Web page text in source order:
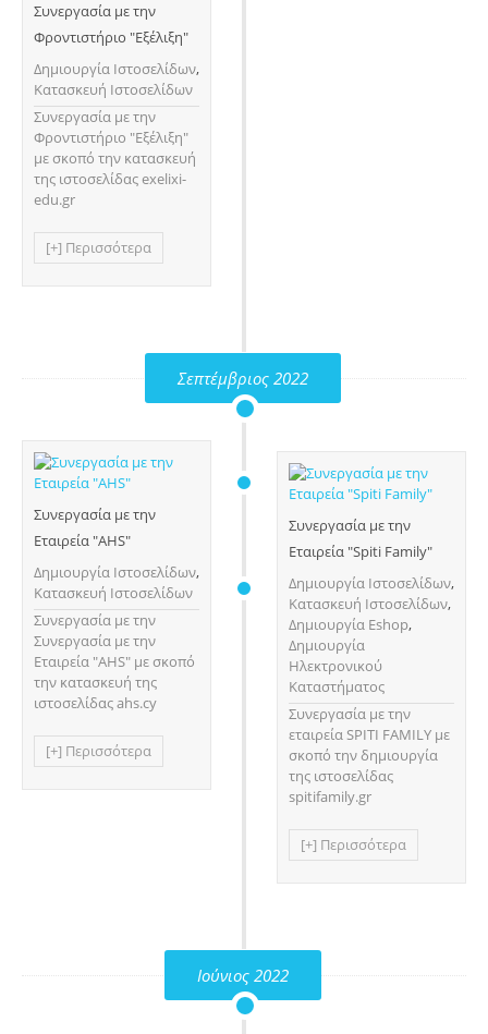
Συνεργασία με την
Φροντιστήριο "Εξέλιξη"
Δημιουργία Ιστοσελίδων,
Κατασκευή Ιστοσελίδων
Συνεργασία με την
Φροντιστήριο "Εξέλιξη"
με σκοπό την κατασκευή
της ιστοσελίδας exelixi-
edu.gr
[+] Περισσότερα
Σεπτέμβριος 2022
Συνεργασία με την
Εταιρεία "AHS"
Δημιουργία Ιστοσελίδων,
Κατασκευή Ιστοσελίδων
Συνεργασία με την
Συνεργασία με την
Εταιρεία "AHS" με σκοπό
την κατασκευή της
ιστοσελίδας ahs.cy
[+] Περισσότερα
Συνεργασία με την
Εταιρεία "Spiti Family"
Δημιουργία Ιστοσελίδων,
Κατασκευή Ιστοσελίδων,
Δημιουργία Eshop,
Δημιουργία
Ηλεκτρονικού
Καταστήματος
Συνεργασία με την
εταιρεία SPITI FAMILY με
σκοπό την δημιουργία
της ιστοσελίδας
spitifamily.gr
[+] Περισσότερα
Ιούνιος 2022